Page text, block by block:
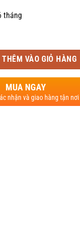
tháng
THÊM VÀO GIỎ HÀNG
MUA NGAY
nhận và giao hàng tận nơi